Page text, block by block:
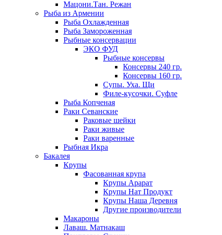
Мацони.Тан. Режан
Рыба из Армении
Рыба Охлажденная
Рыба Замороженная
Рыбные консервации
ЭКО ФУД
Рыбные консервы
Консервы 240 гр.
Консервы 160 гр.
Супы. Уха. Щи
Филе-кусочки. Суфле
Рыба Копченая
Раки Севанские
Раковые шейки
Раки живые
Раки варенные
Рыбная Икра
Бакалея
Крупы
Фасованная крупа
Крупы Арарат
Крупы Нат Продукт
Крупы Наша Деревня
Другие производители
Макароны
Лаваш. Матнакаш